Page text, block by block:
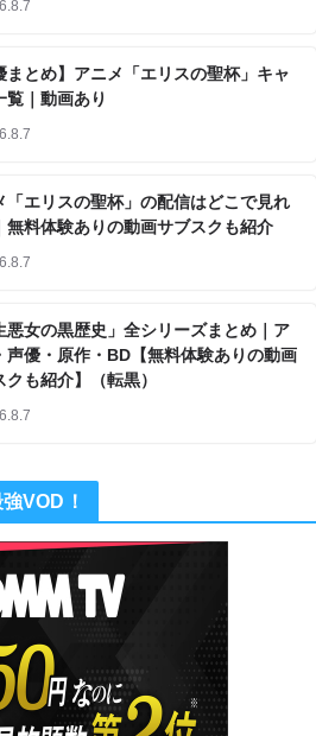
まとめ】アニメ「エリスの聖杯」キャ
覧｜動画あり
「エリスの聖杯」の配信はどこで見れ
無料体験ありの動画サブスクも紹介
悪女の黒歴史」全シリーズまとめ｜ア
声優・原作・BD【無料体験ありの動画
クも紹介】（転黒）
VOD！